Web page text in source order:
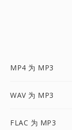
MP4 为 MP3
WAV 为 MP3
FLAC 为 MP3